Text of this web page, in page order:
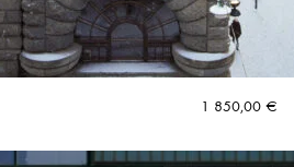
1 850,00 €